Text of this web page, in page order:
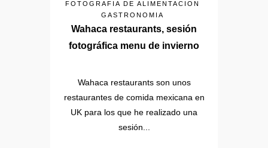
FOTOGRAFIA DE ALIMENTACION
GASTRONOMIA
Wahaca restaurants, sesión
fotográfica menu de invierno
Wahaca restaurants son unos
restaurantes de comida mexicana en
UK para los que he realizado una
sesión...